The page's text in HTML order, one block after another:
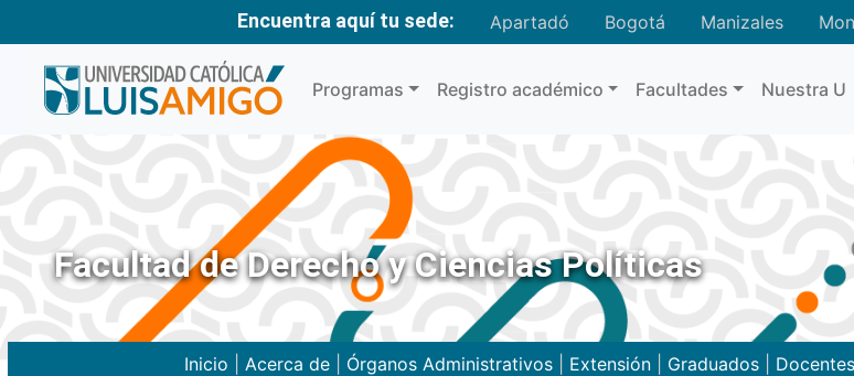
Encuentra aquí tu sede: Apartadó Bogotá Manizales
Programas Registro académico Facultades Nuestra U
Facultad de Derecho y Ciencias Políticas
Inicio Acerca de| Órganos Administrativos| Extensión| Graduados| Docentes